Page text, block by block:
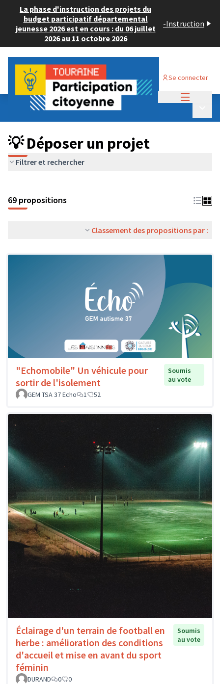
La phase d'instruction des projets du
budget participatif départemental
jeunesse 2026 est en cours : du 06 juillet
2026 au 11 octobre 2026
-Instruction
Se connecter
Budget Participatif ADULTE 2024
💡 Déposer un projet
💡 Déposer un projet
Filtrer et rechercher
69 propositions
Classement des propositions par :
"Echomobile" Un véhicule pour
sortir de l'isolement
Soumis
au vote
GEM TSA 37 Echo
1 52
Éclairage d'un terrain de football en
herbe : amélioration des conditions
d'accueil et mise en avant du sport
féminin
Soumis
au vote
DURAND 0 0